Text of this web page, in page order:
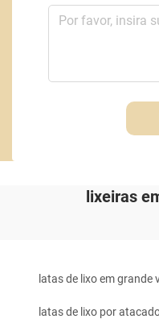
lixeiras
latas de lixo em grande
latas de lixo por